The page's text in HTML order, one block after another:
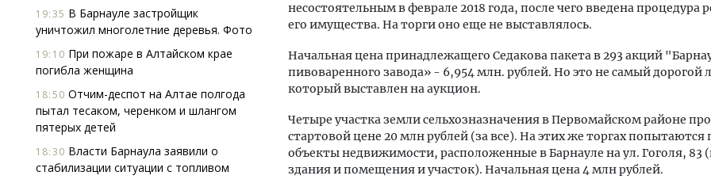
19:35 В Барнауле застройщик
уничтожил многолетние деревья. Фото
19:10 При пожаре в Алтайском крае
погибла женщина
18:50 Отчим-деспот на Алтае полгода
пытал тесаком, черенком и шлангом
пятерых детей
18:30 Власти Барнаула заявили о
стабилизации ситуации с топливом
несостоятельным в феврале 2018 года, после чего введена процедура
его имущества. На торги оно еще не выставлялось.
Начальная цена принадлежащего Седакова пакета в 293 акций
пивоваренного завода» - 6,954 млн. рублей. Но это не самый дорогой
который выставлен на аукцион.
Четыре участка земли сельхозназначения в Первомайском районе
стартовой цене 20 млн рублей (за все). На этих же торгах попытаются
объекты недвижимости, расположенные в Барнауле на ул. Гоголя, 83
здания и помещения и участок). Начальная цена 4 млн рублей.